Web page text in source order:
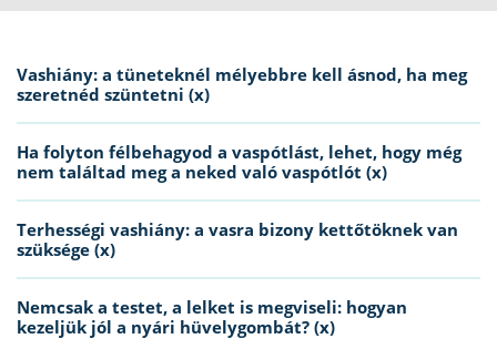
Vashiány: a tüneteknél mélyebbre kell ásnod, ha meg
szeretnéd szüntetni (x)
Ha folyton félbehagyod a vaspótlást, lehet, hogy még
nem találtad meg a neked való vaspótlót (x)
Terhességi vashiány: a vasra bizony kettőtöknek van
szüksége (x)
Nemcsak a testet, a lelket is megviseli: hogyan
kezeljük jól a nyári hüvelygombát? (x)